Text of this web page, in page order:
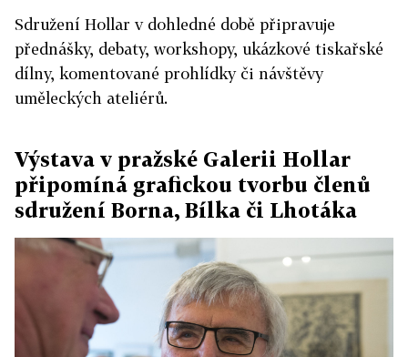
Sdružení Hollar v dohledné době připravuje
přednášky, debaty, workshopy, ukázkové tiskařské
dílny, komentované prohlídky či návštěvy
uměleckých ateliérů.
Výstava v pražské Galerii Hollar
připomíná grafickou tvorbu členů
sdružení Borna, Bílka či Lhotáka